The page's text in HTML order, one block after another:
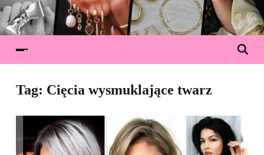
Tag: Cięcia wysmuklające twarz